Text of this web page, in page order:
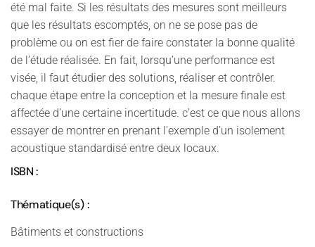
été mal faite. Si les résultats des mesures sont meilleurs
que les résultats escomptés, on ne se pose pas de
problème ou on est fier de faire constater la bonne qualité
de l’étude réalisée. En fait, lorsqu’une performance est
visée, il faut étudier des solutions, réaliser et contrôler.
chaque étape entre la conception et la mesure finale est
affectée d’une certaine incertitude. c’est ce que nous allons
essayer de montrer en prenant l’exemple d’un isolement
acoustique standardisé entre deux locaux.
ISBN :
Thématique(s) :
Bâtiments et constructions